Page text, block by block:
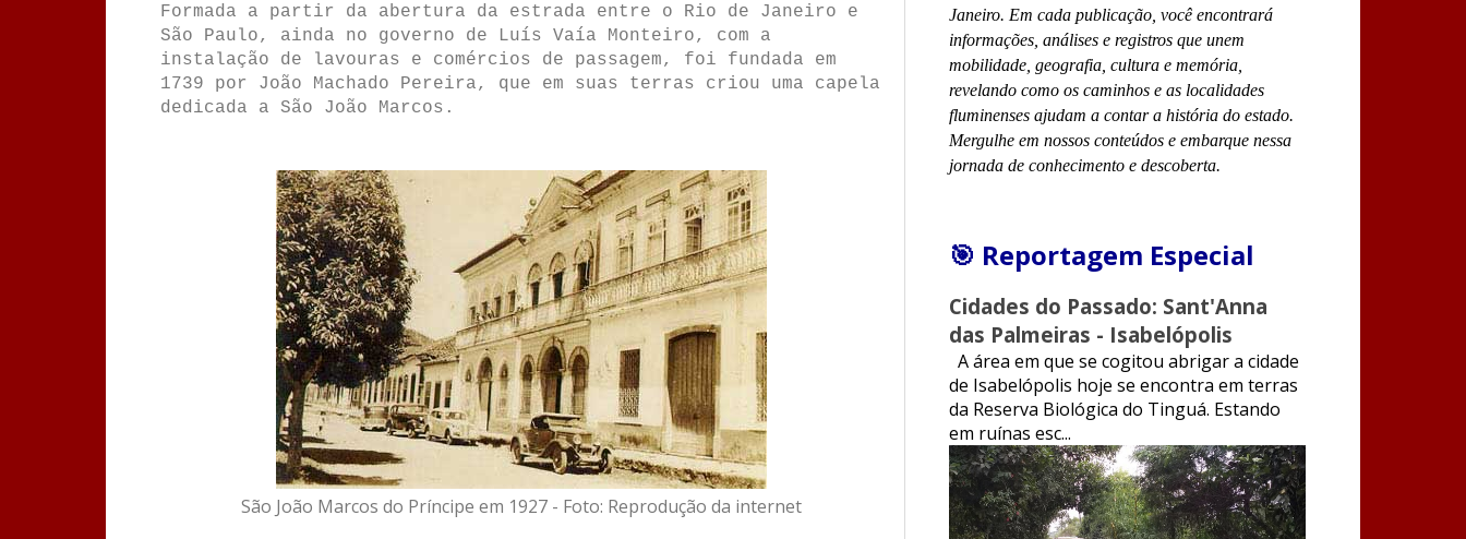
Formada a partir da abertura da estrada entre o Rio de Janeiro e
São Paulo, ainda no governo de Luís Vaía Monteiro, com a
instalação de lavouras e comércios de passagem, foi fundada em
1739 por João Machado Pereira, que em suas terras criou uma capela
dedicada a São João Marcos.
São João Marcos do Príncipe em 1927 - Foto: Reprodução da internet
Janeiro. Em cada publicação, você encontrará
informações, análises e registros que unem
mobilidade, geografia, cultura e memória,
revelando como os caminhos e as localidades
fluminenses ajudam a contar a história do estado.
Mergulhe em nossos conteúdos e embarque nessa
jornada de conhecimento e descoberta.
🎯 Reportagem Especial
Cidades do Passado: Sant'Anna
das Palmeiras - Isabelópolis
A área em que se cogitou abrigar a cidade
de Isabelópolis hoje se encontra em terras
da Reserva Biológica do Tinguá. Estando
em ruínas esc...